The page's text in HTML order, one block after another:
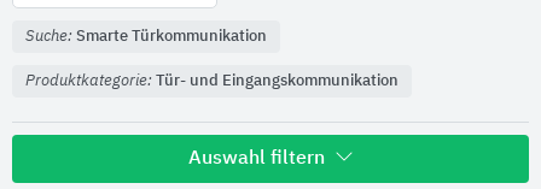
Suche: Smarte Türkommunikation
Produktkategorie: Tür- und Eingangskommunikation
Auswahl filtern